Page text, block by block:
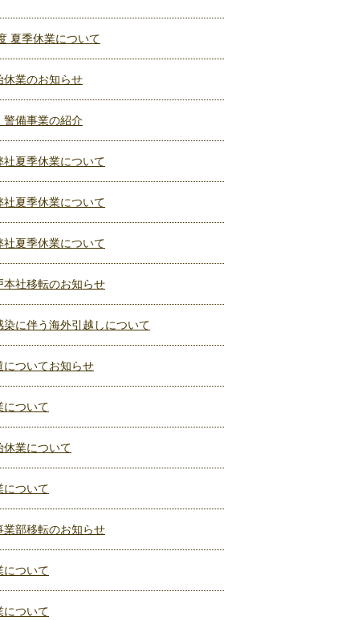
夏季休業について
休業のお知らせ
警備事業の紹介
社夏季休業について
社夏季休業について
社夏季休業について
本社移転のお知らせ
染に伴う海外引越しについて
についてお知らせ
について
休業について
について
業部移転のお知らせ
について
について